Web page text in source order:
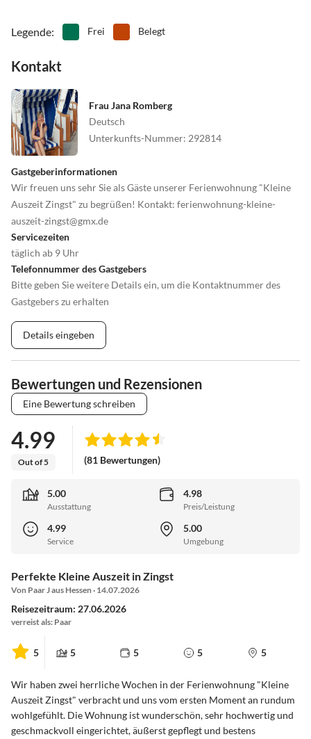
Legende: Frei Belegt
Kontakt
Frau Jana Romberg
Deutsch
Unterkunfts-Nummer: 292814
Gastgeberinformationen
Wir freuen uns sehr Sie als Gäste unserer Ferienwohnung "Kleine
Auszeit Zingst" zu begrüßen! Kontakt: ferienwohnung-kleine-
auszeit-zingst@gmx.de
Servicezeiten
täglich ab 9 Uhr
Telefonnummer des Gastgebers
Bitte geben Sie weitere Details ein, um die Kontaktnummer des
Gastgebers zu erhalten
Details eingeben
Bewertungen und Rezensionen
Eine Bewertung schreiben
4.99
Out of 5 (81 Bewertungen)
5.00
Ausstattung
4.98
Preis/Leistung
4.99
Service
5.00
Umgebung
Perfekte Kleine Auszeit in Zingst
Von Paar J aus Hessen · 14.07.2026
Reisezeitraum: 27.06.2026
verreist als: Paar
5 5 5 5 5
Wir haben zwei herrliche Wochen in der Ferienwohnung "Kleine
Auszeit Zingst" verbracht und uns vom ersten Moment an rundum
wohlgefühlt. Die Wohnung ist wunderschön, sehr hochwertig und
geschmackvoll eingerichtet, äußerst gepflegt und bestens